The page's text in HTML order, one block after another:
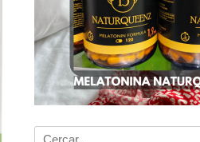
Buscar: